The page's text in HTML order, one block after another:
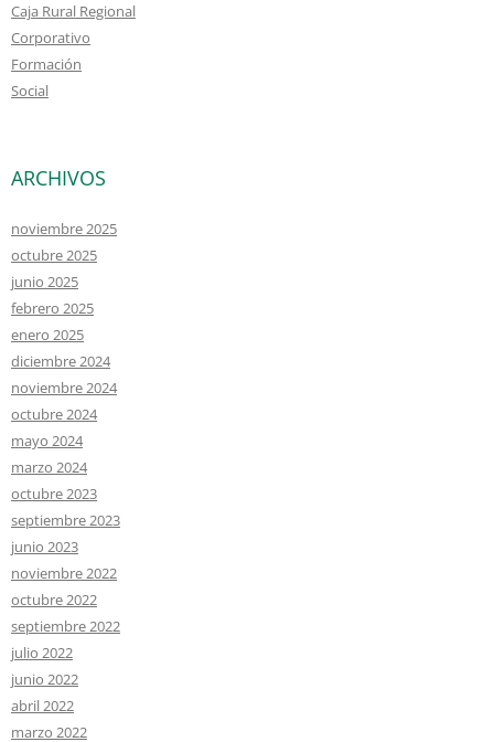
Caja Rural Regional
Corporativo
Formación
Social
ARCHIVOS
noviembre 2025
octubre 2025
junio 2025
febrero 2025
enero 2025
diciembre 2024
noviembre 2024
octubre 2024
mayo 2024
marzo 2024
octubre 2023
septiembre 2023
junio 2023
noviembre 2022
octubre 2022
septiembre 2022
julio 2022
junio 2022
abril 2022
marzo 2022